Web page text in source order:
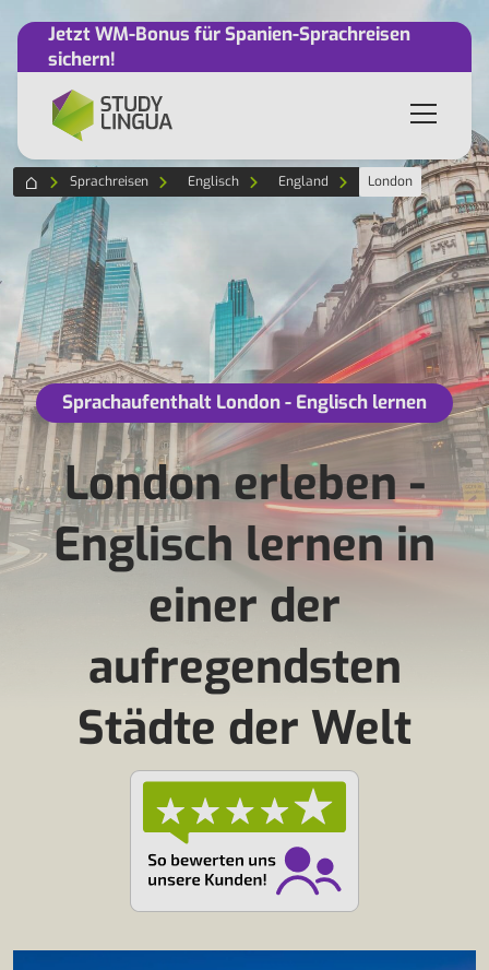
Jetzt WM-Bonus für Spanien-Sprachreisen
sichern!
Sprachreisen Englisch England London
Sprachaufenthalt London - Englisch lernen
London erleben -
Englisch lernen in
einer der
aufregendsten
Städte der Welt